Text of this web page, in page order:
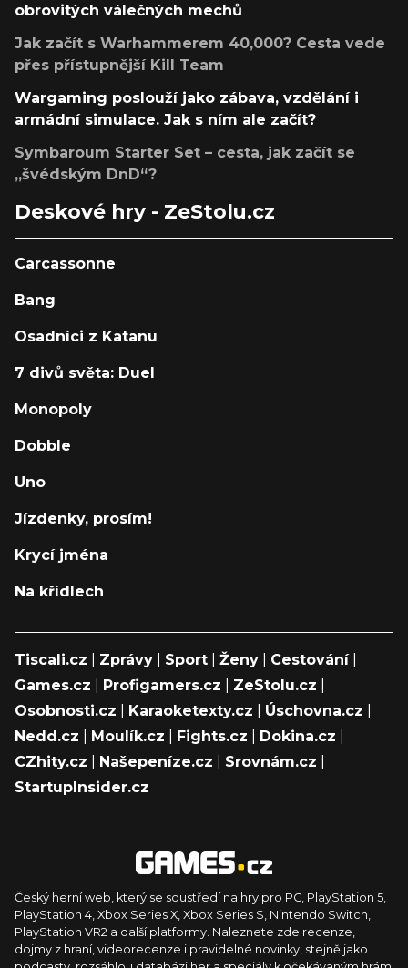
obrovitých válečných mechů
Jak začít s Warhammerem 40,000? Cesta vede
přes přístupnější Kill Team
Wargaming poslouží jako zábava, vzdělání i
armádní simulace. Jak s ním ale začít?
Symbaroum Starter Set – cesta, jak začít se
„švédským DnD“?
Deskové hry - ZeStolu.cz
Carcassonne
Bang
Osadníci z Katanu
7 divů světa: Duel
Monopoly
Dobble
Uno
Jízdenky, prosím!
Krycí jména
Na křídlech
Tiscali.cz Zprávy Sport Ženy Cestování|
Games.cz
Profigamers.cz ZeStolu.cz
Osobnosti.cz
Karaoketexty.cz Úschovna.cz
Nedd.cz
Moulík.cz Fights.cz Dokina.cz
CZhity.cz
Našepeníze.cz Srovnám.cz
StartupInsider.cz
Český herní web, který se soustředí na hry pro PC, PlayStation 5,
PlayStation 4, Xbox Series X, Xbox Series S, Nintendo Switch,
PlayStation VR2 a další platformy. Naleznete zde recenze,
dojmy z hraní, videorecenze i pravidelné novinky, stejně jako